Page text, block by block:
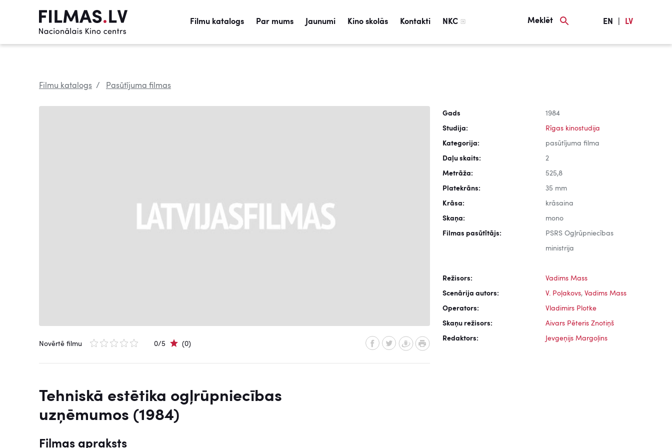
Filmu katalogs Par mums Jaunumi Kino skolās Kontakti NKC Meklēt EN LV
Filmu katalogs Pasūtījuma filmas
Novērtē filmu 0/5 (0)
Tehniskā estētika ogļrūpniecības
uzņēmumos (1984)
Filmas apraksts
Gads 1984
Studija: Rīgas kinostudija
Kategorija: pasūtījuma filma
Daļu skaits: 2
Metrāža: 525,8
Platekrāns: 35 mm
Krāsa: krāsaina
Skaņa: mono
Filmas pasūtītājs: PSRS Ogļrūpniecības
ministrija
Režisors: Vadims Mass
Scenārija autors: V. Poļakovs, Vadims Mass
Operators: Vladimirs Plotke
Skaņu režisors: Aivars Pēteris Znotiņš
Redaktors: Jevgeņijs Margoļins